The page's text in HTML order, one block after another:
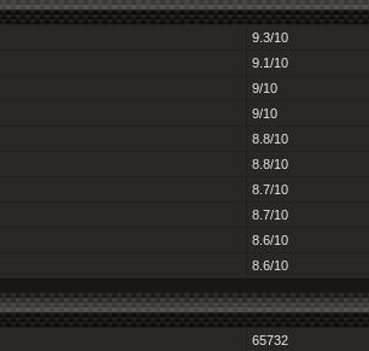
9.3/10
9.1/10
9/10
9/10
8.8/10
8.8/10
8.7/10
8.7/10
8.6/10
8.6/10
65732